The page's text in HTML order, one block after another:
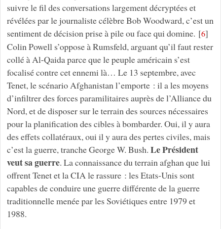
suivre le fil des conversations largement décryptées et
révélées par le journaliste célèbre Bob Woodward, c’est un
sentiment de décision prise à pile ou face qui domine. [6]
Colin Powell s’oppose à Rumsfeld, arguant qu’il faut rester
collé à Al-Qaida parce que le peuple américain s’est
focalisé contre cet ennemi là… Le 13 septembre, avec
Tenet, le scénario Afghanistan l’emporte : il a les moyens
d’infiltrer des forces paramilitaires auprès de l’Alliance du
Nord, et de disposer sur le terrain des sources nécessaires
pour la planification des cibles à bombarder. Oui, il y aura
des effets collatéraux, oui il y aura des pertes civiles, mais
c’est la guerre, tranche George W. Bush. LePrésident
veutsaguerre. La connaissance du terrain afghan que lui
offrent Tenet et la CIA le rassure : les Etats-Unis sont
capables de conduire une guerre différente de la guerre
traditionnelle menée par les Soviétiques entre 1979 et
1988.